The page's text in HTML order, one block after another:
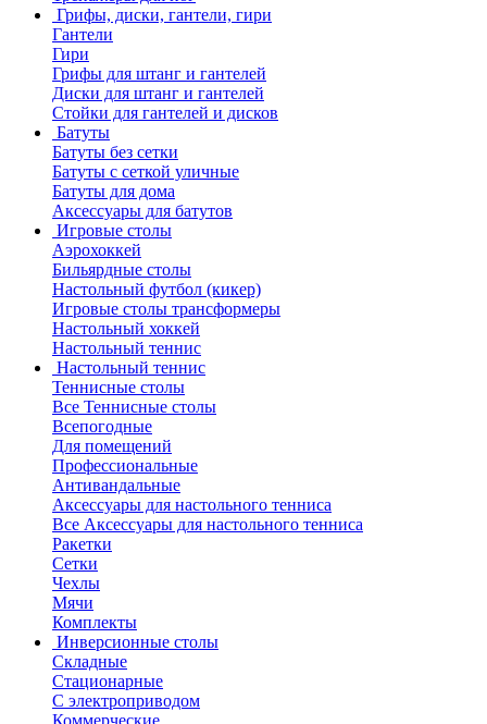
Грифы, диски, гантели, гири
Гантели
Гири
Грифы для штанг и гантелей
Диски для штанг и гантелей
Стойки для гантелей и дисков
Батуты
Батуты без сетки
Батуты с сеткой уличные
Батуты для дома
Аксессуары для батутов
Игровые столы
Аэрохоккей
Бильярдные столы
Настольный футбол (кикер)
Игровые столы трансформеры
Настольный хоккей
Настольный теннис
Настольный теннис
Теннисные столы
Все Теннисные столы
Всепогодные
Для помещений
Профессиональные
Антивандальные
Аксессуары для настольного тенниса
Все Аксессуары для настольного тенниса
Ракетки
Сетки
Чехлы
Мячи
Комплекты
Инверсионные столы
Складные
Стационарные
С электроприводом
Коммерческие